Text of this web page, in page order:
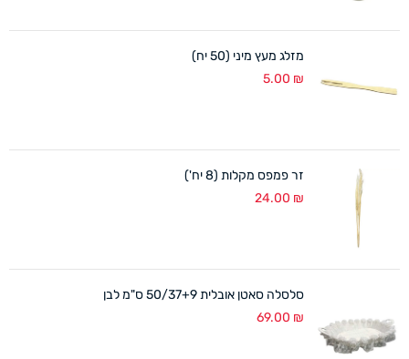
מזלג מעץ מיני (50 יח)
5.00 ₪
זר פמפס מקלות (8 יח')
24.00 ₪
סלסלה סאטן אובלית 50/37+9 ס"מ לבן
69.00 ₪